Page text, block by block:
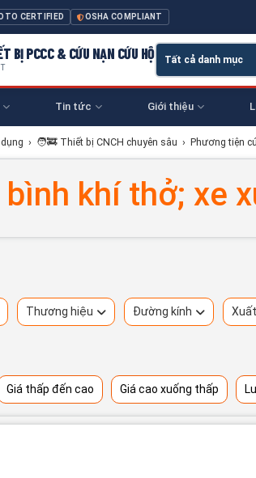
CERTIFIED OSHA COMPLIANT
BỊ PCCC & CỨU NẠN CỨU HỘ
Tin tức Giới thiệu
› 🧑‍🚒 Thiết bị CNCH chuyên sâu › Phương tiện
bình khí thở; xe
Thương hiệu Đường kính
Giá thấp đến cao Giá cao xuống thấp